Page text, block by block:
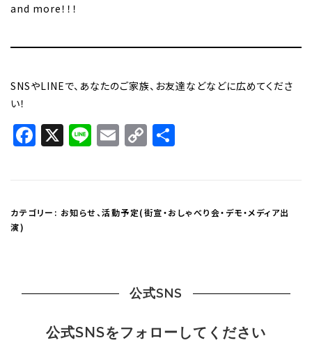
and more！！！
SNSやLINEで、あなたのご家族、お友達などなどに広めてくださ
い！
Facebook
X LineEmail
Copy
Link
カテゴリー: お知らせ、活動予定(街宣・おしゃべり会・デモ・メディア出
演)
公式SNS
公式SNSをフォローしてください